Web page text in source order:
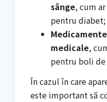
sânge, cum
pentru diabet;
medicale,
pentru boli de
În cazul în care
este important să